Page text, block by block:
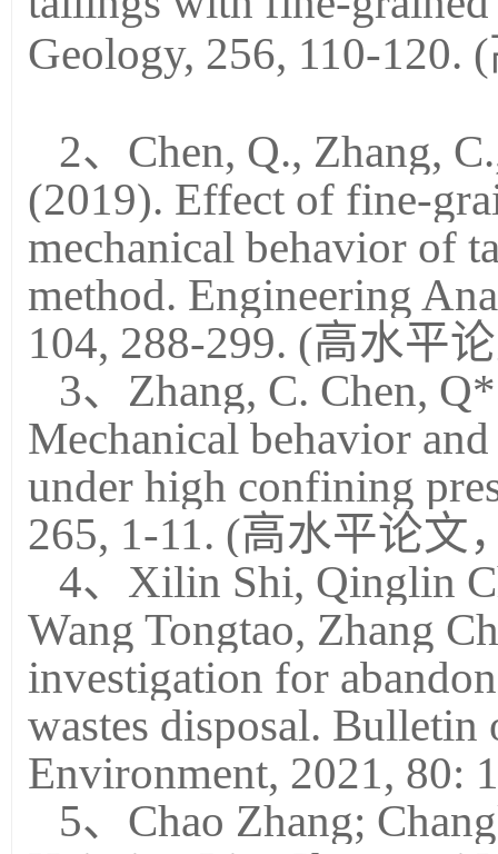
Geology, 256, 110-
2、Chen, Q., Zhang,
(2019). Effect of fine-
mechanical behavior of
method. Engineering
104, 288-299. (高水平
3、Zhang, C. Chen,
Mechanical behavior
under high confining
265, 1-11. (高水平论文
4、Xilin Shi, Qinglin
Wang Tongtao, Zhang
investigation for
wastes disposal.
Environment, 2021, 80:
5、Chao Zhang;